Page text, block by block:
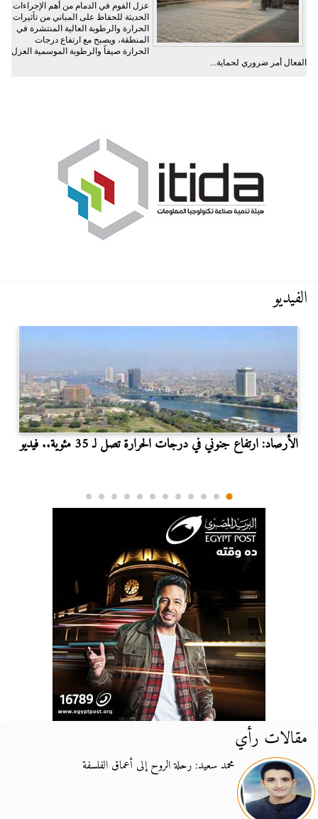
عزل الفوم في الدمام من أهم الإجراءات
الحديثة للحفاظ على المباني من تأثيرات
الحرارة والرطوبة العالية المنتشرة في
المنطقة، ويصبح مع ارتفاع درجات
الحرارة صيفاً والرطوبة الموسمية العزل
الفعال أمر ضروري لحماية...
الفيديو
الأرصاد: ارتفاع جنوني في درجات الحرارة تصل لـ 35 مئوية.. فيديو
مقالات رأي
محمد سعيد: رحلة الروح إلى أعماق الفلسفة